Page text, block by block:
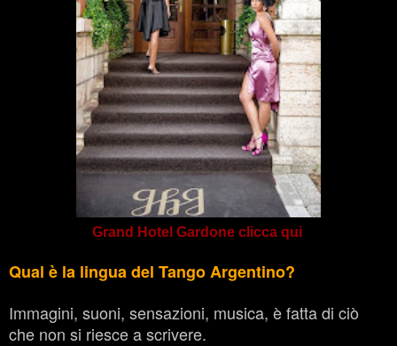
Grand Hotel Gardone clicca qui
Qual è la lingua del Tango Argentino?
Immagini, suoni, sensazioni, musica, è fatta di ciò
che non si riesce a scrivere.